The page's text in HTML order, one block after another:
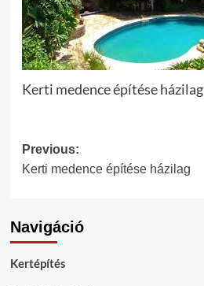
Kerti medence építése házilag
Post
navigation
Previous:
Kerti medence építése házilag
Navigáció
Kertépítés